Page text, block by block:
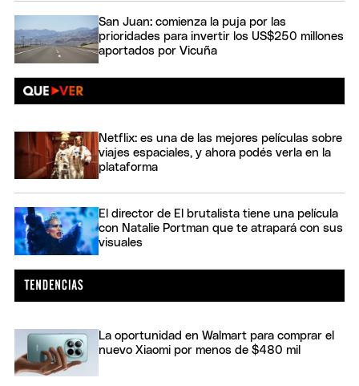
San Juan: comienza la puja por las
prioridades para invertir los US$250 millones
aportados por Vicuña
Netflix: es una de las mejores películas sobre
viajes espaciales, y ahora podés verla en la
plataforma
El director de El brutalista tiene una película
con Natalie Portman que te atrapará con sus
visuales
La oportunidad en Walmart para comprar el
nuevo Xiaomi por menos de $480 mil